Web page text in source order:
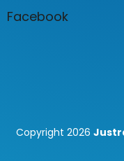
Facebook
Copyright 2026